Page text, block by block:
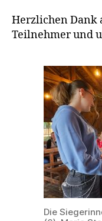
Herzlichen Dank
Teilnehmer und
Die